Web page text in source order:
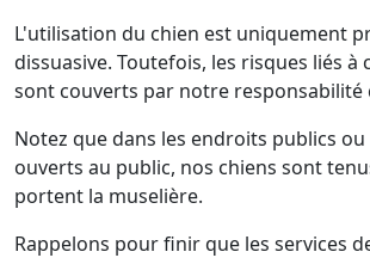
L'utilisation du chien est uniquement
dissuasive. Toutefois, les risques liés à
sont couverts par notre responsabilité
Notez que dans les endroits publics
ouverts au public, nos chiens sont
portent la muselière.
Rappelons pour finir que les services